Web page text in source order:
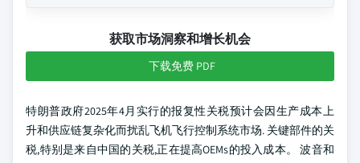
获取市场洞察和增长机会
下载免费 PDF
特朗普政府2025年4月实行的报复性关税预计会因生产成本上
升和供应链复杂化而扰乱飞机飞行控制系统市场. 关键部件的关
税,特别是来自中国的关税,正在提高OEMs的投入成本。 波音和